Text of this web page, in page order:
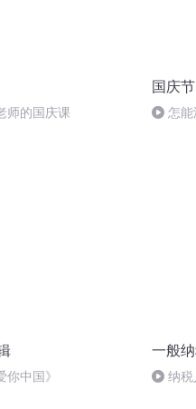
师的国庆课
国庆节
怎能
你中国》
一般
纳